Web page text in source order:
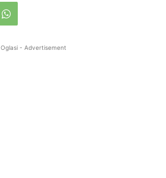
Oglasi - Advertisement